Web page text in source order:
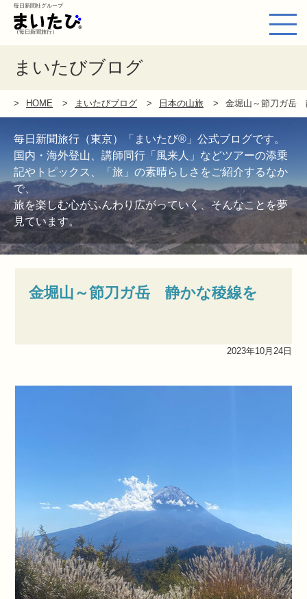
毎日新聞社グループ
（毎日新聞旅行）
まいたびブログ
HOME まいたびブログ 日本の山旅 金堀山～節刀ガ岳
毎日新聞旅行（東京）「まいたび®」公式ブログです。
国内・海外登山、講師同行「風来人」などツアーの添乗
記やトピックス、「旅」の素晴らしさをご紹介するなか
で、
旅を楽しむ心がふんわり広がっていく、そんなことを夢
見ています。
金堀山～節刀ガ岳 静かな稜線を
2023年10月24日